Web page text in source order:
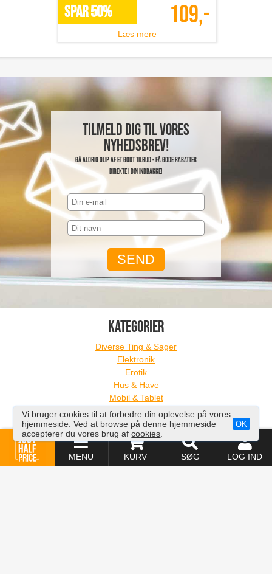
MENU KURV SØG LOG IND
SPAR 50% 109,-
Læs mere
Tilmeld dig til vores
nyhedsbrev!
Gå aldrig glip af et godt tilbud - få gode rabatter
direkte i din indbakke!
KATEGORIER
Diverse Ting & Sager
Elektronik
Erotik
Hus & Have
Mobil & Tablet
Motion & Træning
Skønhed & Velvære
Tøj & Accessories
Ure & Smykker
Vi bruger cookies til at forbedre din oplevelse på vores
hjemmeside. Ved at browse på denne hjemmeside
accepterer du vores brug afcookies
OK